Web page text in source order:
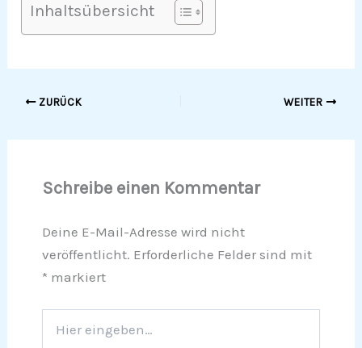
Inhaltsübersicht
ZURÜCK WEITER
Schreibe einen Kommentar
Deine E-Mail-Adresse wird nicht
veröffentlicht. Erforderliche Felder sind mit
* markiert
eingeben…